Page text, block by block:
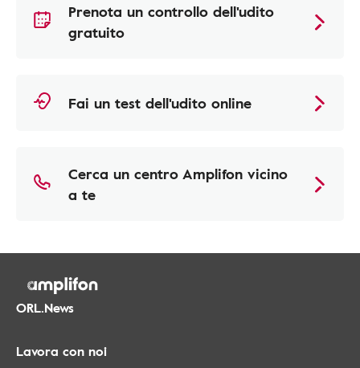
Prenota un controllo dell'udito
gratuito
Fai un test dell'udito online
Cerca un centro Amplifon vicino
a te
ORL.News
Lavora con noi